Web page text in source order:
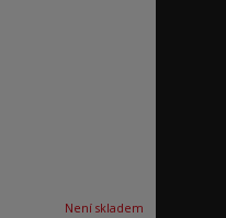
Není skladem